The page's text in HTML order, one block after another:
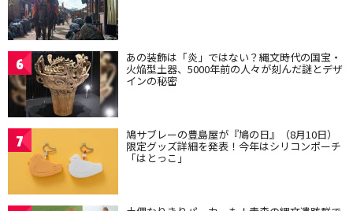
6 あの装飾は「炎」ではない？縄文時代の国宝・
火焔型土器、5000年前の人々が刻んだ謎とデザ
インの秘密
7 鳩サブレーの豊島屋が『鳩の日』（8月10日）
限定グッズ詳細を発表！今年はシリコンポーチ
「はとっこ」